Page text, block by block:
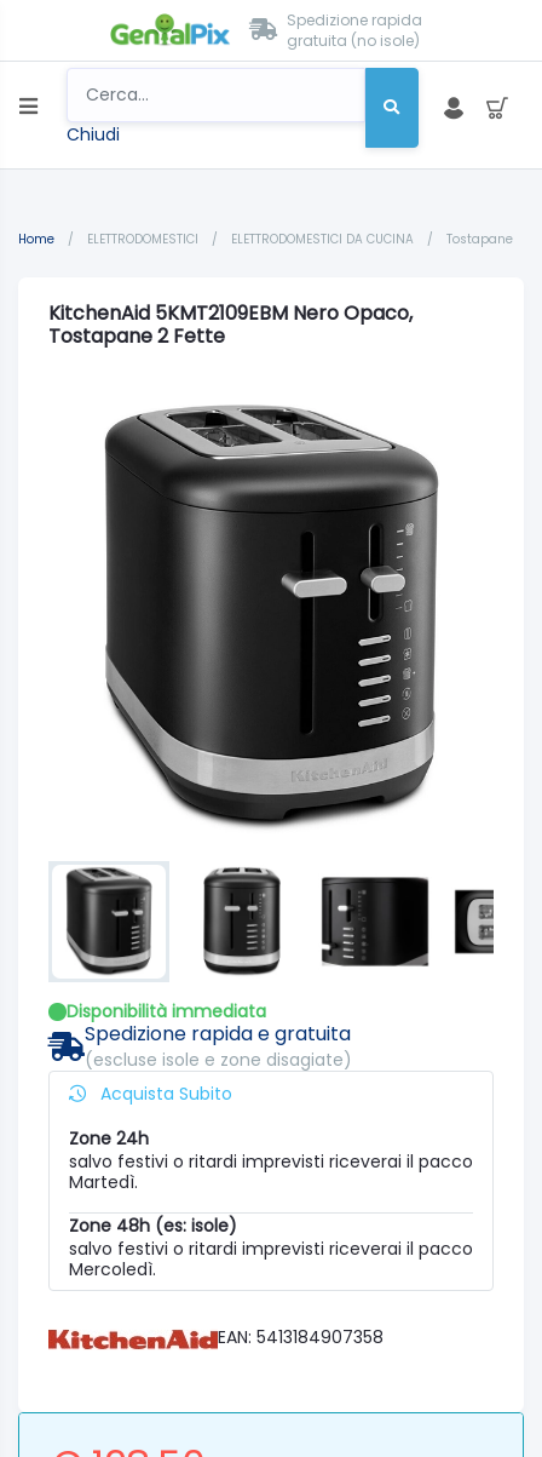
Spedizione rapida
gratuita (no isole)
Chiudi
Home / ELETTRODOMESTICI / ELETTRODOMESTICI DA CUCINA / Tostapane
KitchenAid 5KMT2109EBM Nero Opaco,
Tostapane 2 Fette
Disponibilità immediata
Spedizione rapida e gratuita
(escluse isole e zone disagiate)
Acquista Subito
Zone 24h
salvo festivi o ritardi imprevisti riceverai il pacco
Martedì.
Zone 48h (es: isole)
salvo festivi o ritardi imprevisti riceverai il pacco
Mercoledì.
EAN: 5413184907358